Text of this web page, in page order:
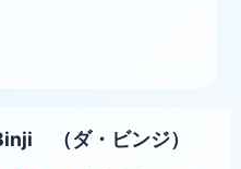
（ダ・ビンジ）